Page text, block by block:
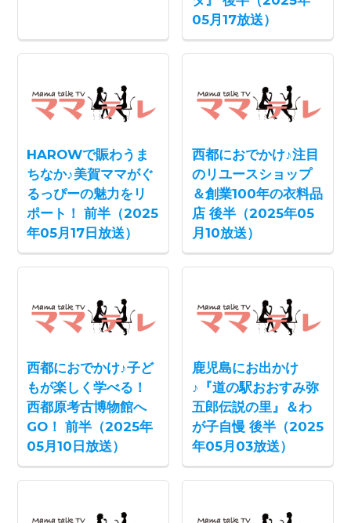
05月17放送）
HAROWで賑わうま
ちなか♪美賀ママがぐ
るっぴーの魅力をリ
ポート！ 前半（2025
年05月17日放送）
西都におでかけ♪注目
のリユースショップ
＆創業100年の衣料品
店 後半（2025年05
月10放送）
西都におでかけ♪子ど
もが楽しく学べる！
西都原考古博物館へ
GO！ 前半（2025年
05月10日放送）
鹿児島にお出かけ
♪『道の駅おおすみ弥
五郎伝説の里』＆わ
が子自慢 後半（2025
年05月03放送）